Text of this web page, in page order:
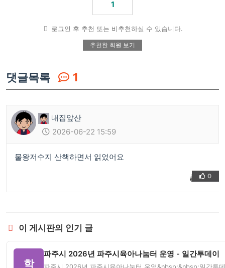
1
로그인 후 추천 또는 비추천하실 수 있습니다.
추천한 회원 보기
댓글목록 1
내집앞산
2026-06-22 15:59
물왕저수지 산책하면서 읽었어요
👍 ❤️
0
이 게시판의 인기 글
학
파주시 2026년 파주시육아나눔터 운영 - 일간투데이